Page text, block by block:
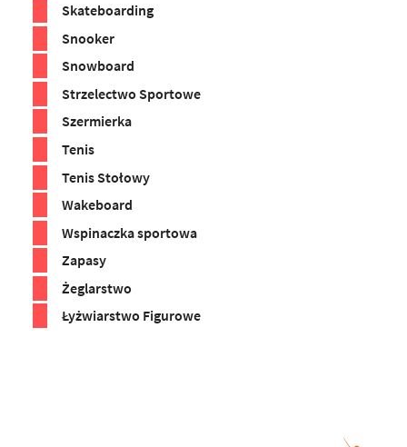
Skateboarding
Snooker
Snowboard
Strzelectwo Sportowe
Szermierka
Tenis
Tenis Stołowy
Wakeboard
Wspinaczka sportowa
Zapasy
Żeglarstwo
Łyżwiarstwo Figurowe